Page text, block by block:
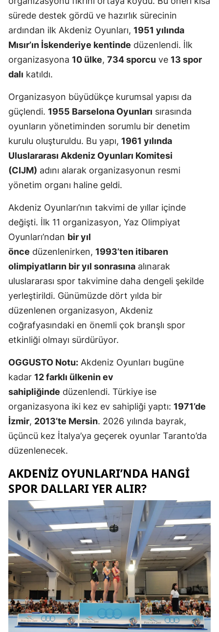
sürede destek gördü ve hazırlık sürecinin
ardından ilk Akdeniz Oyunları, 1951 yılında
Mısır’ın İskenderiye kentinde düzenlendi. İlk
organizasyona 10 ülke, 734 sporcu ve 13 spor
dalı katıldı.
Organizasyon büyüdükçe kurumsal yapısı da
güçlendi. 1955 Barselona Oyunları sırasında
oyunların yönetiminden sorumlu bir denetim
kurulu oluşturuldu. Bu yapı, 1961 yılında
Uluslararası Akdeniz Oyunları Komitesi
(CIJM) adını alarak organizasyonun resmi
yönetim organı haline geldi.
Akdeniz Oyunları’nın takvimi de yıllar içinde
değişti. İlk 11 organizasyon, Yaz Olimpiyat
Oyunları’ndan bir yıl
önce düzenlenirken, 1993’ten itibaren
olimpiyatların bir yıl sonrasına alınarak
uluslararası spor takvimine daha dengeli şekilde
yerleştirildi. Günümüzde dört yılda bir
düzenlenen organizasyon, Akdeniz
coğrafyasındaki en önemli çok branşlı spor
etkinliği olmayı sürdürüyor.
OGGUSTO Notu: Akdeniz Oyunları bugüne
kadar 12 farklı ülkenin ev
sahipliğinde düzenlendi. Türkiye ise
organizasyona iki kez ev sahipliği yaptı: 1971’de
İzmir, 2013’te Mersin. 2026 yılında bayrak,
üçüncü kez İtalya’ya geçerek oyunlar Taranto’da
düzenlenecek.
AKDENIZ OYUNLARI’NDA HANGI
SPOR DALLARI YER ALIR?